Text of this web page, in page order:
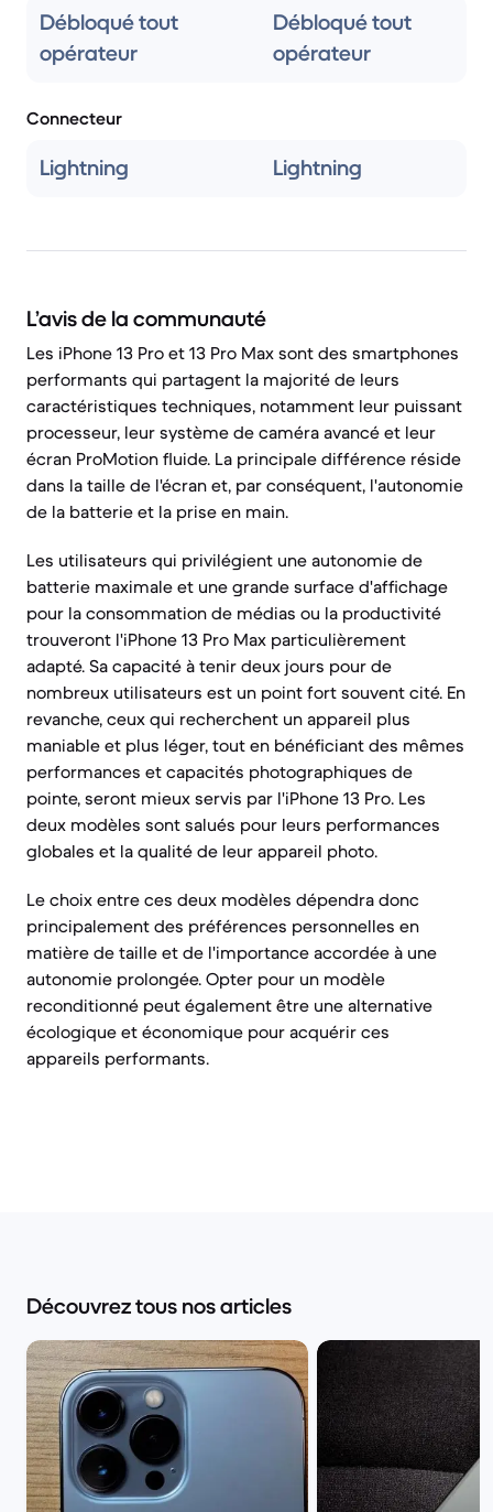
Débloqué tout
opérateur
Débloqué tout
opérateur
Connecteur
Lightning Lightning
L’avis de la communauté
Les iPhone 13 Pro et 13 Pro Max sont des smartphones
performants qui partagent la majorité de leurs
caractéristiques techniques, notamment leur puissant
processeur, leur système de caméra avancé et leur
écran ProMotion fluide. La principale différence réside
dans la taille de l'écran et, par conséquent, l'autonomie
de la batterie et la prise en main.
Les utilisateurs qui privilégient une autonomie de
batterie maximale et une grande surface d'affichage
pour la consommation de médias ou la productivité
trouveront l'iPhone 13 Pro Max particulièrement
adapté. Sa capacité à tenir deux jours pour de
nombreux utilisateurs est un point fort souvent cité. En
revanche, ceux qui recherchent un appareil plus
maniable et plus léger, tout en bénéficiant des mêmes
performances et capacités photographiques de
pointe, seront mieux servis par l'iPhone 13 Pro. Les
deux modèles sont salués pour leurs performances
globales et la qualité de leur appareil photo.
Le choix entre ces deux modèles dépendra donc
principalement des préférences personnelles en
matière de taille et de l'importance accordée à une
autonomie prolongée. Opter pour un modèle
reconditionné peut également être une alternative
écologique et économique pour acquérir ces
appareils performants.
Découvrez tous nos articles